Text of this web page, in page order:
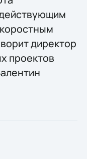
директор
проектов